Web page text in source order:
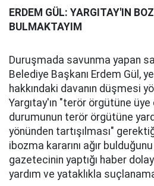
ERDEM GÜL: YARGITAY'IN
BULMAKTAYIM
Duruşmada savunma yapan
Belediye Başkanı Erdem Gül,
hakkındaki davanın düşmesi
Yargıtay'ın "terör örgütüne
durumunun terör örgütüne
yönünden tartışılması"
ibozma kararını ağır
gazetecinin yaptığı haber
yardım ve yataklıkla